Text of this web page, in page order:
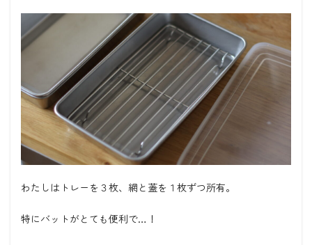
わたしはトレーを３枚、網と蓋を１枚ずつ所有。
特にバットがとても便利で…！